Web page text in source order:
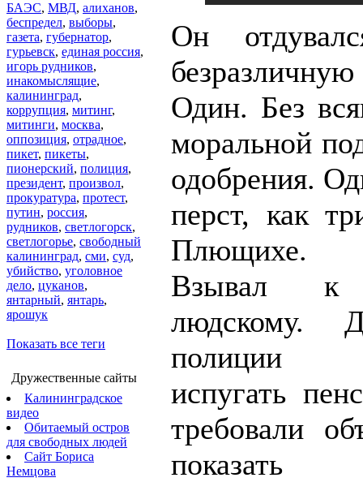
БАЭС, МВД, алиханов,
беспредел, выборы,
газета, губернатор,
гурьевск, единая россия,
игорь рудников,
инакомыслящие,
калининград,
коррупция, митинг,
митинги, москва,
оппозиция, отрадное,
пикет, пикеты,
пионерский, полиция,
президент, произвол,
прокуратура, протест,
путин, россия,
рудников, светлогорск,
светлогорье, свободный
калининград, сми, суд,
убийство, уголовное
дело, цуканов,
янтарный, янтарь,
ярошук
Показать все теги
Дружественные сайты
Калининградское
видео
Обитаемый остров
для свободных людей
Сайт Бориса
Немцова
Он
Один. Без
моральной
одобрения.
перст, как
Плющихе.
Взывал к
людскому.
полиции
испугать
требовали
показать